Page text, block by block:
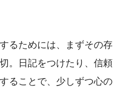
るためには、まずその存
。日記をつけたり、信頼
ることで、少しずつ心の